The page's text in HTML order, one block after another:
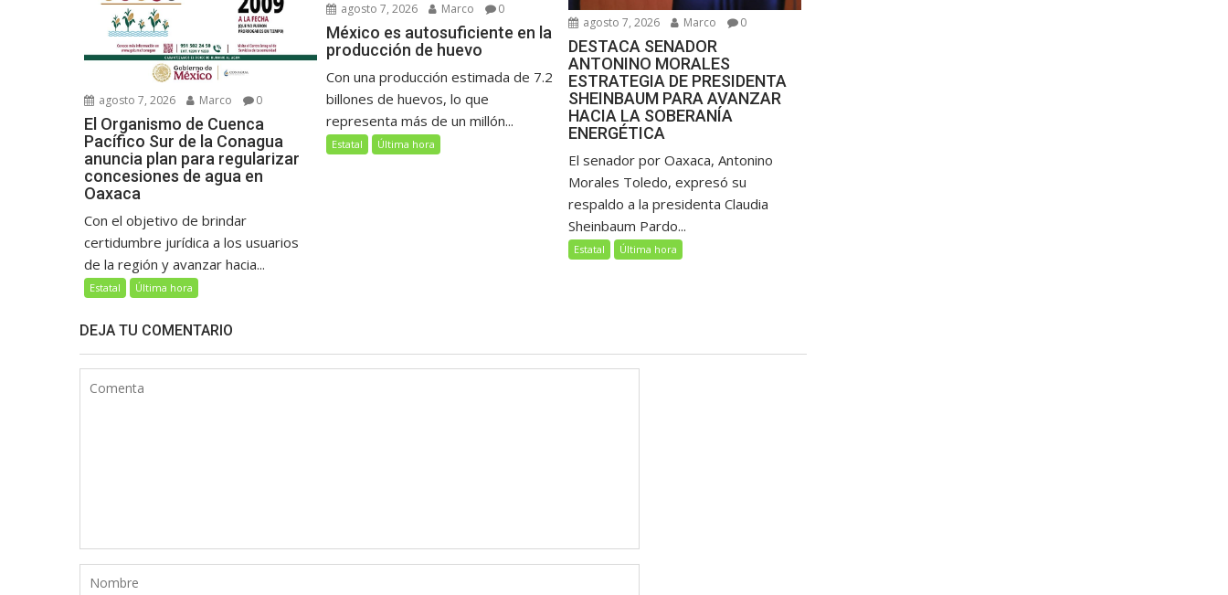
agosto 7, 2026 Marco 0
El Organismo de Cuenca
Pacífico Sur de la Conagua
anuncia plan para regularizar
concesiones de agua en
Oaxaca
Con el objetivo de brindar
certidumbre jurídica a los usuarios
de la región y avanzar hacia...
Estatal Última hora
agosto 7, 2026 Marco 0
México es autosuficiente en la
producción de huevo
Con una producción estimada de 7.2
billones de huevos, lo que
representa más de un millón...
Estatal Última hora
agosto 7, 2026 Marco 0
DESTACA SENADOR
ANTONINO MORALES
ESTRATEGIA DE PRESIDENTA
SHEINBAUM PARA AVANZAR
HACIA LA SOBERANÍA
ENERGÉTICA
El senador por Oaxaca, Antonino
Morales Toledo, expresó su
respaldo a la presidenta Claudia
Sheinbaum Pardo...
Estatal Última hora
DEJA TU COMENTARIO